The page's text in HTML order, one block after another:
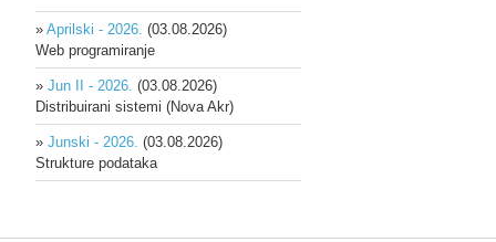
» Aprilski - 2026. (03.08.2026)
Web programiranje
» Jun II - 2026. (03.08.2026)
Distribuirani sistemi (Nova Akr)
» Junski - 2026. (03.08.2026)
Strukture podataka